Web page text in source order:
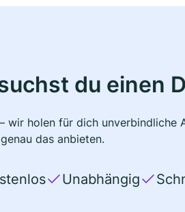
du einen
holen für dich unverbindliche
das anbieten.
Unabhängig